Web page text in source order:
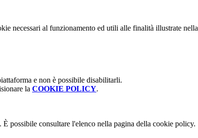
necessari al funzionamento ed utili alle finalità illustrate nella
e non è possibile disabilitarli.
la COOKIE POLICY.
possibile consultare l'elenco nella pagina della cookie policy.